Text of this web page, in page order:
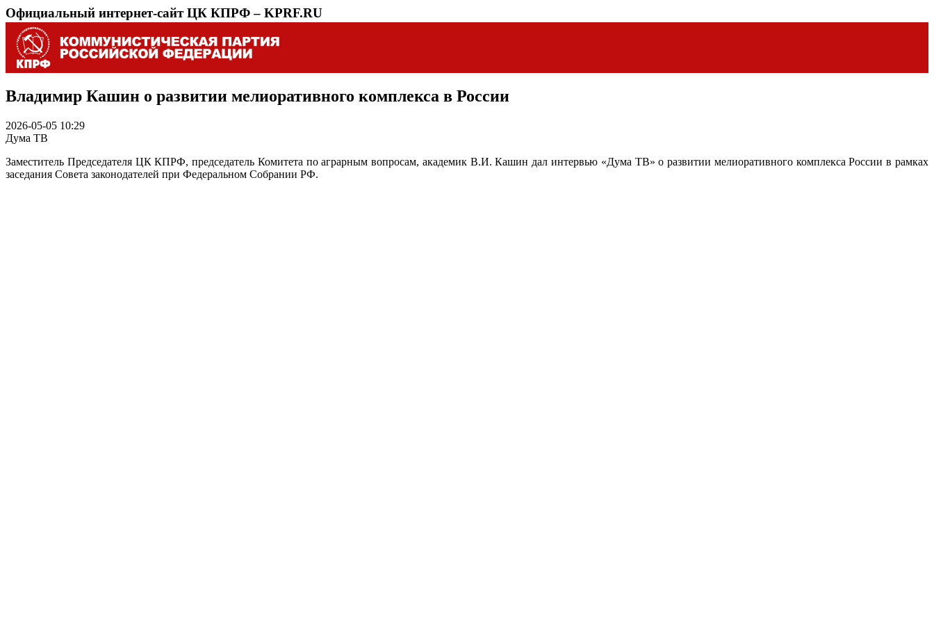
Официальный интернет-сайт ЦК КПРФ – KPRF.RU
Владимир Кашин о развитии мелиоративного комплекса в России
2026-05-05 10:29
Дума ТВ
Заместитель Председателя ЦК КПРФ, председатель Комитета по аграрным вопросам, академик В.И. Кашин дал интервью «Дума ТВ» о развитии мелиоративного комплекса России в рамках
заседания Совета законодателей при Федеральном Собрании РФ.